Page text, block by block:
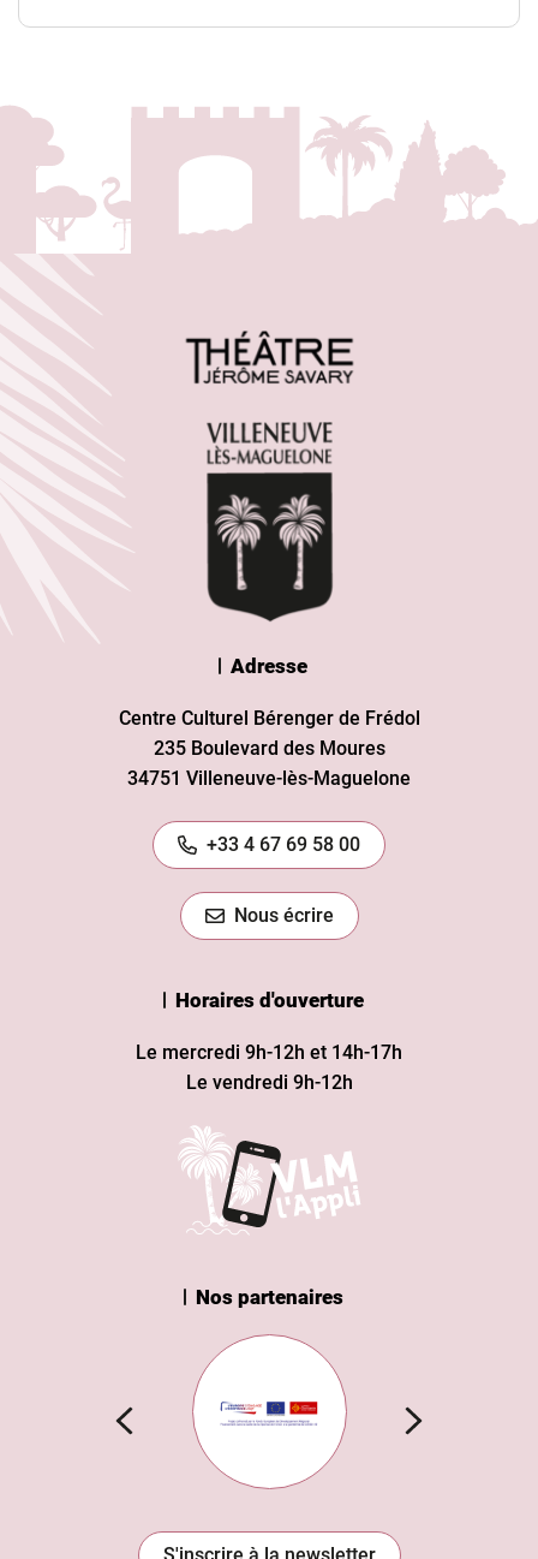
Adresse
Centre Culturel Bérenger de Frédol
235 Boulevard des Moures
34751 Villeneuve-lès-Maguelone
+33 4 67 69 58 00
Nous écrire
Horaires d'ouverture
Le mercredi 9h-12h et 14h-17h
Le vendredi 9h-12h
Nos partenaires
Subvention européenne